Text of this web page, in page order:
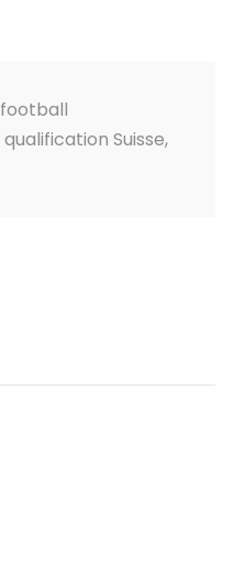
football
qualification Suisse,